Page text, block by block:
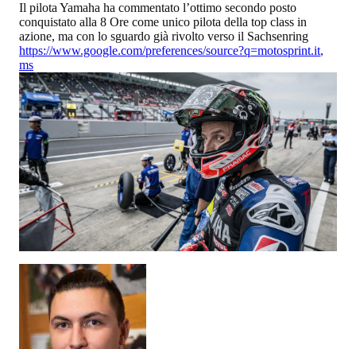
Il pilota Yamaha ha commentato l’ottimo secondo posto
conquistato alla 8 Ore come unico pilota della top class in
azione, ma con lo sguardo già rivolto verso il Sachsenring
https://www.google.com/preferences/source?q=motosprint.it,
ms